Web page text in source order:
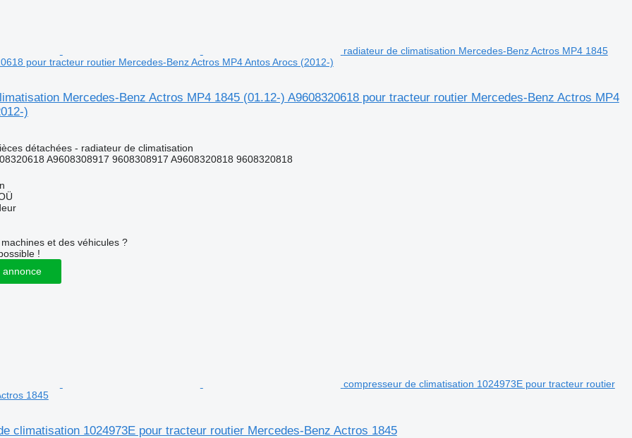
radiateur de climatisation Mercedes-Benz Actros MP4 1845
pour tracteur routier Mercedes-Benz Actros MP4 Antos Arocs (2012-)
Mercedes-Benz Actros MP4 1845 (01.12-) A9608320618 pour tracteur routier Mercedes-Benz Actros MP4
)
détachées - radiateur de climatisation
A9608308917 9608308917 A9608320818 9608320818
et des véhicules ?
!
annonce
compresseur de climatisation 1024973E pour tracteur routier
1845
climatisation 1024973E pour tracteur routier Mercedes-Benz Actros 1845